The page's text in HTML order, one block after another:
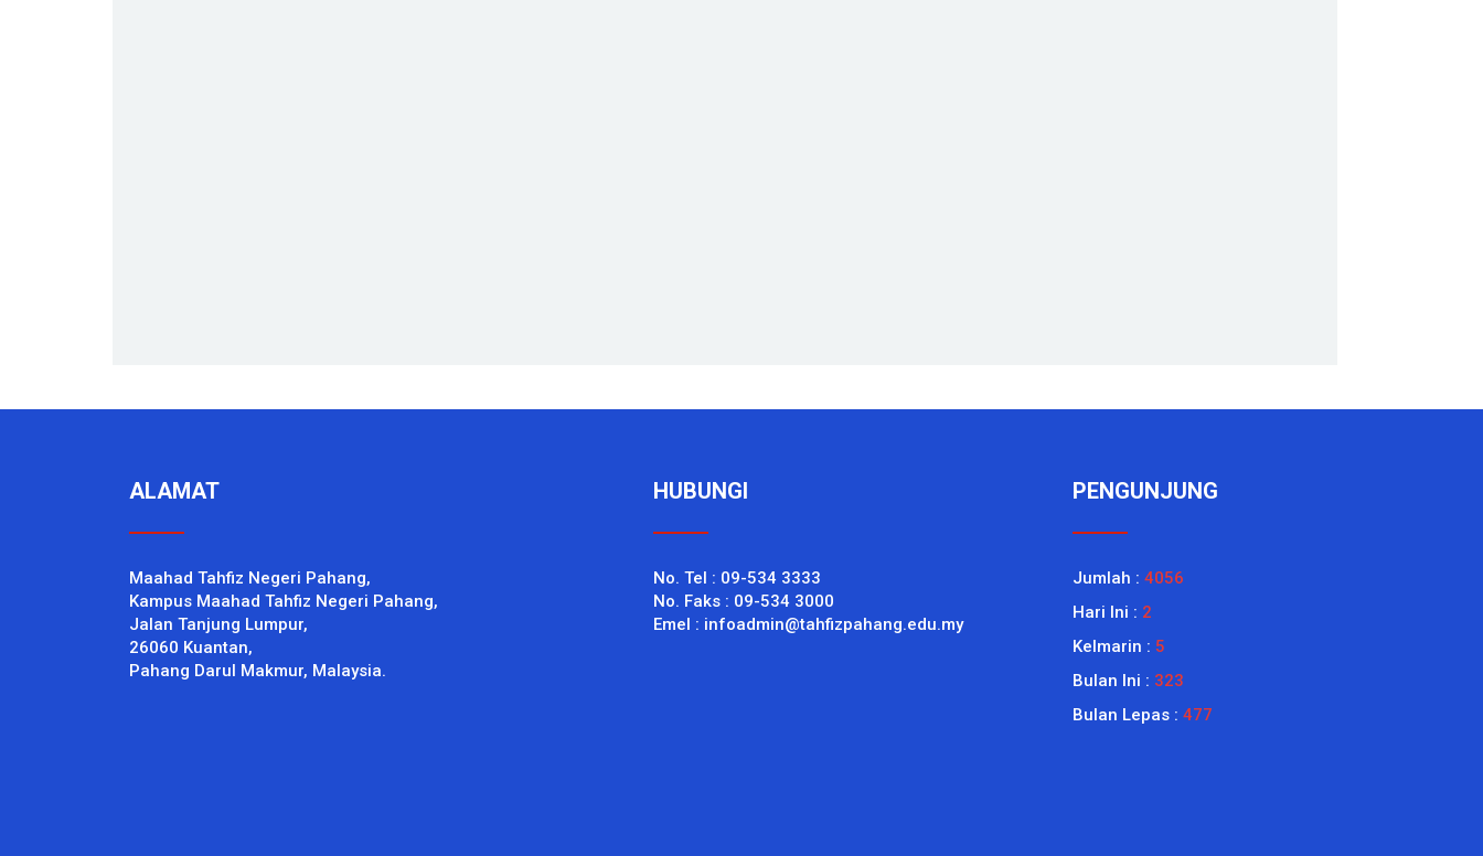
ALAMAT
Maahad Tahfiz Negeri Pahang,
Kampus Maahad Tahfiz Negeri Pahang,
Jalan Tanjung Lumpur,
26060 Kuantan,
Pahang Darul Makmur, Malaysia.
HUBUNGI
No. Tel : 09-534 3333
No. Faks : 09-534 3000
Emel : infoadmin@tahfizpahang.edu.my
PENGUNJUNG
Jumlah : 4056
Hari Ini : 2
Kelmarin : 5
Bulan Ini : 323
Bulan Lepas : 477